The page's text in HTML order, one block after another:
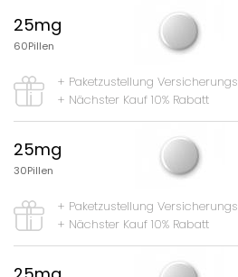
25mg
60Pillen
+ Paketzustellung Versicherungs
+ Nächster Kauf 10% Rabatt
25mg
30Pillen
+ Paketzustellung Versicherungs
+ Nächster Kauf 10% Rabatt